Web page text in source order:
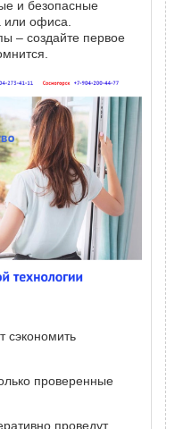
и безопасные
офиса.
– создайте первое
сэкономить
проверенные
проведут